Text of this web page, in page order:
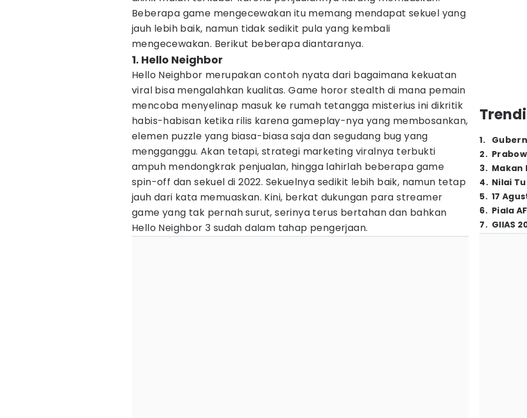
Beberapa game mengecewakan itu memang mendapat sekuel yang
jauh lebih baik, namun tidak sedikit pula yang kembali
mengecewakan. Berikut beberapa diantaranya.
1. Hello Neighbor
Hello Neighbor merupakan contoh nyata dari bagaimana kekuatan
viral bisa mengalahkan kualitas. Game horor stealth di mana pemain
mencoba menyelinap masuk ke rumah tetangga misterius ini dikritik
habis-habisan ketika rilis karena gameplay-nya yang membosankan,
elemen puzzle yang biasa-biasa saja dan segudang bug yang
mengganggu. Akan tetapi, strategi marketing viralnya terbukti
ampuh mendongkrak penjualan, hingga lahirlah beberapa game
spin-off dan sekuel di 2022. Sekuelnya sedikit lebih baik, namun tetap
jauh dari kata memuaskan. Kini, berkat dukungan para streamer
game yang tak pernah surut, serinya terus bertahan dan bahkan
Hello Neighbor 3 sudah dalam tahap pengerjaan.
1.
2.
3. Makan
4. Nilai
5. 17
6. Piala
7. GIIAS